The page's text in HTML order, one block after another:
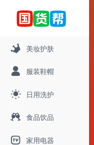
美妆护肤
服装鞋帽
日用洗护
食品饮品
家用电器